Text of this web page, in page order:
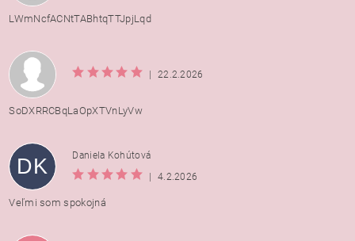
LWmNcfACNtTABhtqTTJpjLqd
| 22.2.2026
SoDXRRCBqLaOpXTVnLyVw
DK
Daniela Kohútová
|
4.2.2026
Veľmi som spokojná